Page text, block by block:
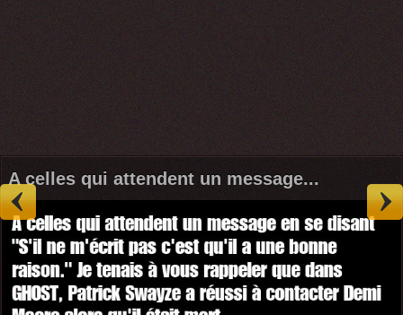
A celles qui attendent un message...